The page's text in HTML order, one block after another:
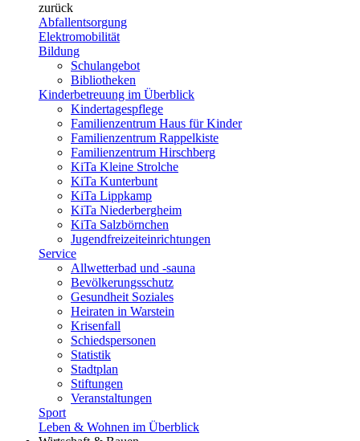
zurück
Abfallentsorgung
Elektromobilität
Bildung
Schulangebot
Bibliotheken
Kinderbetreuung im Überblick
Kindertagespflege
Familienzentrum Haus für Kinder
Familienzentrum Rappelkiste
Familienzentrum Hirschberg
KiTa Kleine Strolche
KiTa Kunterbunt
KiTa Lippkamp
KiTa Niederbergheim
KiTa Salzbörnchen
Jugendfreizeiteinrichtungen
Service
Allwetterbad und -sauna
Bevölkerungsschutz
Gesundheit Soziales
Heiraten in Warstein
Krisenfall
Schiedspersonen
Statistik
Stadtplan
Stiftungen
Veranstaltungen
Sport
Leben & Wohnen im Überblick